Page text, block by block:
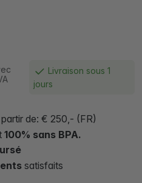
Livraison sous 1
jours
de: € 250,- (FR)
100% sans BPA.
satisfaits